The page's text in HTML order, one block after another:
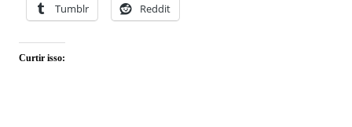
Tumblr Reddit
Curtir isso: